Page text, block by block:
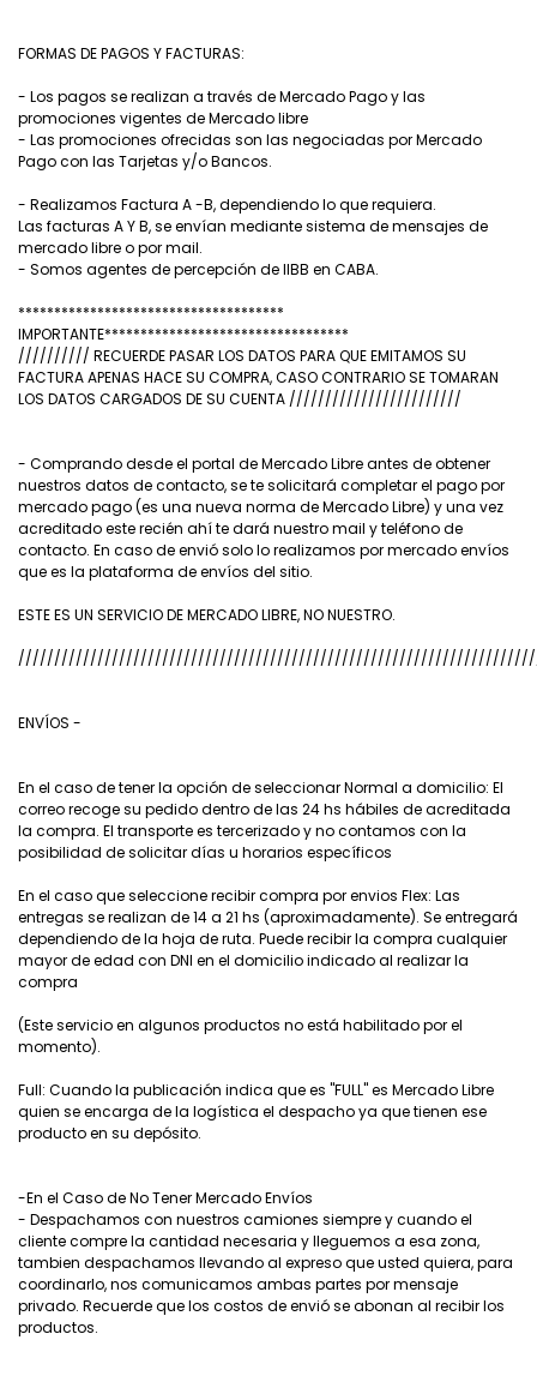
FORMAS DE PAGOS Y FACTURAS:
- Los pagos se realizan a través de Mercado Pago y las
promociones vigentes de Mercado libre
- Las promociones ofrecidas son las negociadas por Mercado
Pago con las Tarjetas y/o Bancos.
- Realizamos Factura A -B, dependiendo lo que requiera.
Las facturas A Y B, se envían mediante sistema de mensajes de
mercado libre o por mail.
- Somos agentes de percepción de IIBB en CABA.
*************************************
IMPORTANTE**********************************
////////// RECUERDE PASAR LOS DATOS PARA QUE EMITAMOS SU
FACTURA APENAS HACE SU COMPRA, CASO CONTRARIO SE TOMARAN
LOS DATOS CARGADOS DE SU CUENTA ////////////////////////
- Comprando desde el portal de Mercado Libre antes de obtener
nuestros datos de contacto, se te solicitará completar el pago por
mercado pago (es una nueva norma de Mercado Libre) y una vez
acreditado este recién ahí te dará nuestro mail y teléfono de
contacto. En caso de envió solo lo realizamos por mercado envíos
que es la plataforma de envíos del sitio.
ESTE ES UN SERVICIO DE MERCADO LIBRE, NO NUESTRO.
ENVÍOS -
En el caso de tener la opción de seleccionar Normal a domicilio: El
correo recoge su pedido dentro de las 24 hs hábiles de acreditada
la compra. El transporte es tercerizado y no contamos con la
posibilidad de solicitar días u horarios específicos
En el caso que seleccione recibir compra por envios Flex: Las
entregas se realizan de 14 a 21 hs (aproximadamente). Se entregará
dependiendo de la hoja de ruta. Puede recibir la compra cualquier
mayor de edad con DNI en el domicilio indicado al realizar la
compra
(Este servicio en algunos productos no está habilitado por el
momento).
Full: Cuando la publicación indica que es "FULL" es Mercado Libre
quien se encarga de la logística el despacho ya que tienen ese
producto en su depósito.
-En el Caso de No Tener Mercado Envíos
- Despachamos con nuestros camiones siempre y cuando el
cliente compre la cantidad necesaria y lleguemos a esa zona,
tambien despachamos llevando al expreso que usted quiera, para
coordinarlo, nos comunicamos ambas partes por mensaje
privado. Recuerde que los costos de envió se abonan al recibir los
productos.